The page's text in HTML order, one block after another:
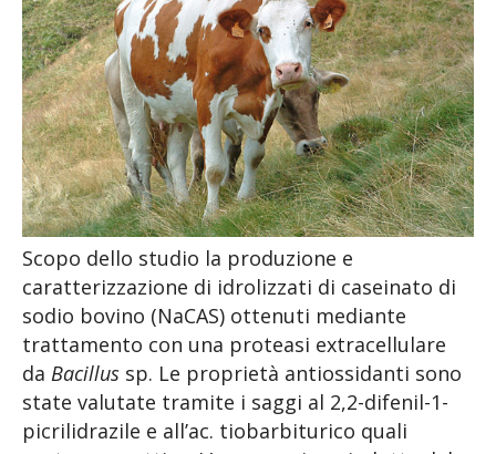
Scopo dello studio la produzione e
caratterizzazione di idrolizzati di caseinato di
sodio bovino (NaCAS) ottenuti mediante
trattamento con una proteasi extracellulare
da Bacillus sp. Le proprietà antiossidanti sono
state valutate tramite i saggi al 2,2-difenil-1-
picrilidrazile e all’ac. tiobarbiturico quali